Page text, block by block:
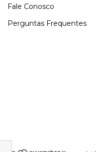
Fale Conosco
Perguntas Frequentes